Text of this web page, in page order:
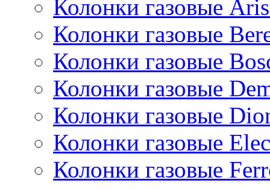
Колонки газовые
Колонки газовые
Колонки газовые
Колонки газовые
Колонки газовые
Колонки газовые
Колонки газовые